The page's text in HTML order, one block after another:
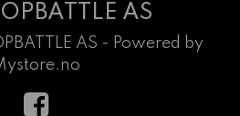
AS
AS - Powered by